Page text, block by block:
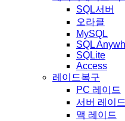
SQL서버
오라클
MySQL
SQL
SQLite
Access
레이드복구
PC 레이드
서버 레이드
맥 레이드